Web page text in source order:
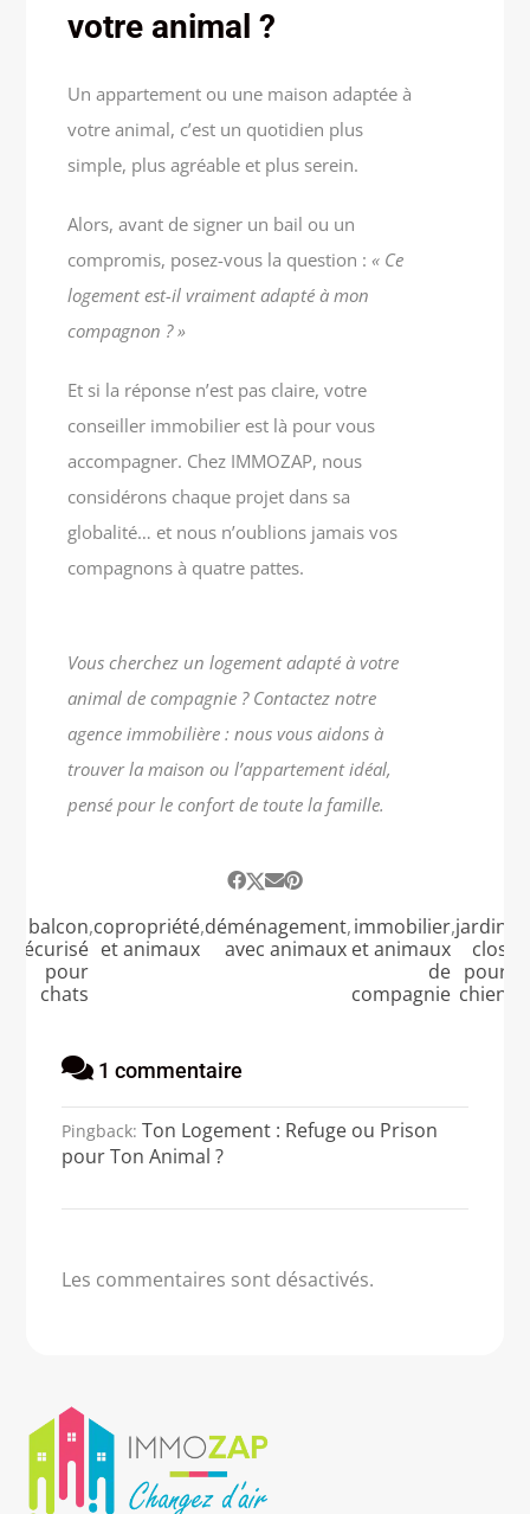
votre animal ?
Un appartement ou une maison adaptée à
votre animal, c’est un quotidien plus
simple, plus agréable et plus serein.
Alors, avant de signer un bail ou un
compromis, posez-vous la question :« Ce
logement est-il vraiment adapté à mon
compagnon ? »
Et si la réponse n’est pas claire, votre
conseiller immobilier est là pour vous
accompagner. Chez IMMOZAP, nous
considérons chaque projet dans sa
globalité… et nous n’oublions jamais vos
compagnons à quatre pattes.
Vous cherchez un logement adapté à votre
animal de compagnie ? Contactez notre
agence immobilière : nous vous aidons à
trouver la maison ou l’appartement idéal,
pensé pour le confort de toute la famille.
balcon
sécurisé
pour
chats
,copropriété
et animaux
,déménagement
avec animaux
,immobilier
et animaux
de
compagnie
,jardin
clos
pour
chien
1 commentaire
Pingback: Ton Logement : Refuge ou Prison
pour Ton Animal ?
Les commentaires sont désactivés.